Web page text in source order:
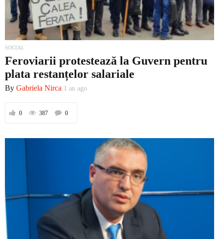
SOCIAL
Feroviarii protestează la Guvern pentru
plata restanțelor salariale
By Gabriela Nirca 1 an ago
0 387 0